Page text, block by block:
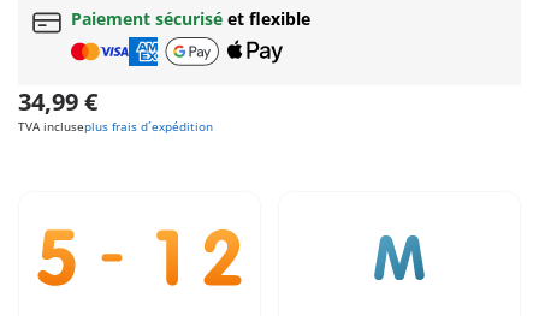
Paiement sécurisé et flexible
34,99 €
TVA incluseplus frais d´expédition